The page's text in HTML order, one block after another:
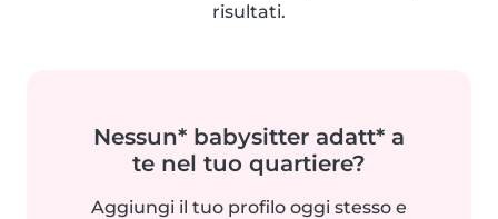
risultati.
Nessun* babysitter adatt* a
te nel tuo quartiere?
Aggiungi il tuo profilo oggi stesso e